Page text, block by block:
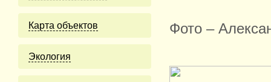
Карта объектов
Экология
Фото –